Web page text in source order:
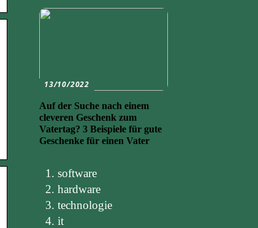
13/10/2022
Auf der Suche nach einem
cleveren Geschenk zum
Vatertag? 3 Beispiele für gute
Geschenke für einen Vater
software
hardware
technologie
it